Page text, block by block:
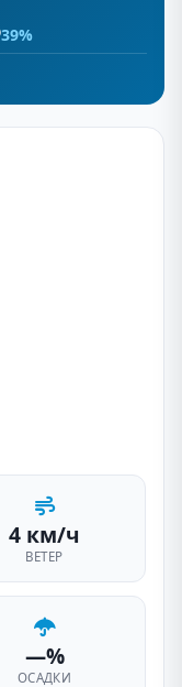
39%
4 км/ч
ВЕТЕР
—%
ОСАДКИ